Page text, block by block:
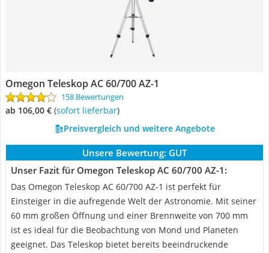
Omegon Teleskop AC 60/700 AZ-1
158 Bewertungen
ab 106,00 € ( Sofort lieferbar)
Preisvergleich und weitere Angebote
Unsere Bewertung: GUT
Unser Fazit für Omegon Teleskop AC 60/700 AZ-1:
Das Omegon Teleskop AC 60/700 AZ-1 ist perfekt für
Einsteiger in die aufregende Welt der Astronomie. Mit seiner
60 mm großen Öffnung und einer Brennweite von 700 mm
ist es ideal für die Beobachtung von Mond und Planeten
geeignet. Das Teleskop bietet bereits beeindruckende